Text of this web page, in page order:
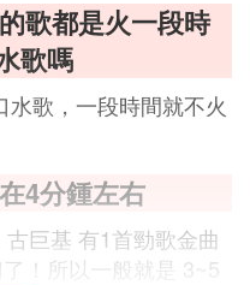
歌都是火一段時
歌嗎
歌，一段時間就不火
4分鍾左右
巨基 有1首勁歌金曲
！所以一般就是 3~5